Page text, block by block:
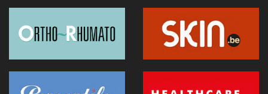
01 juillet 2026 - 20:51